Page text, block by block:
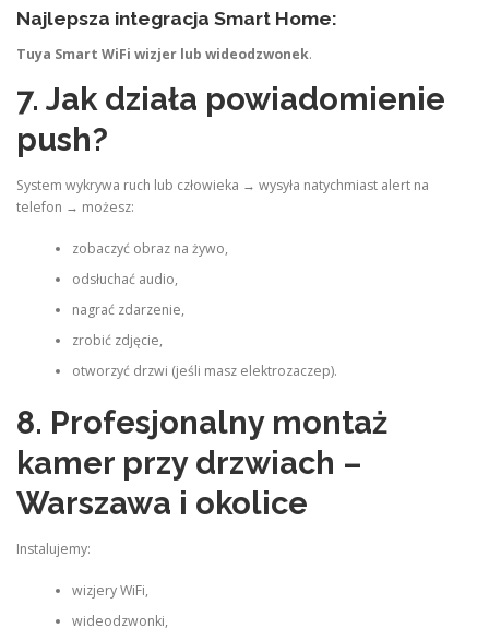
Najlepsza integracja Smart Home:
Tuya Smart WiFi wizjer lub wideodzwonek.
7. Jak działa powiadomienie
push?
System wykrywa ruch lub człowieka → wysyła natychmiast alert na
telefon → możesz:
zobaczyć obraz na żywo,
odsłuchać audio,
nagrać zdarzenie,
zrobić zdjęcie,
otworzyć drzwi (jeśli masz elektrozaczep).
8. Profesjonalny montaż
kamer przy drzwiach –
Warszawa i okolice
Instalujemy:
wizjery WiFi,
wideodzwonki,